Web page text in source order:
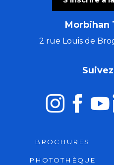
Morbihan
2 rue Louis de
BROCHURES
PHOTOTHÈQUE